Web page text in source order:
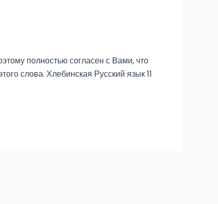
полностью согласен с Вами, что
слова. Хлебинская Русский язык 11